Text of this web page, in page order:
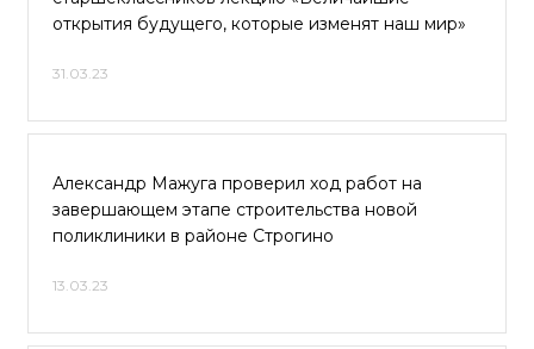
открытия будущего, которые изменят наш мир»
31.03.23
Александр Мажуга проверил ход работ на
завершающем этапе строительства новой
поликлиники в районе Строгино
13.03.23